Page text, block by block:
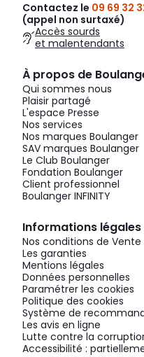
Contactez le 09 69 32
(appel non surtaxé)
Accès sourds
et malentendants
À propos de
Qui sommes nous
Plaisir partagé
L'espace Presse
Nos services
Nos marques Boulanger
SAV marques Boulanger
Le Club Boulanger
Fondation Boulanger
Client professionnel
Boulanger INFINITY
Informations légales
Nos conditions de Vente
Les garanties
Mentions légales
Données personnelles
Paramétrer les cookies
Politique des cookies
Système de
Les avis en ligne
Lutte contre la
Accessibilité :